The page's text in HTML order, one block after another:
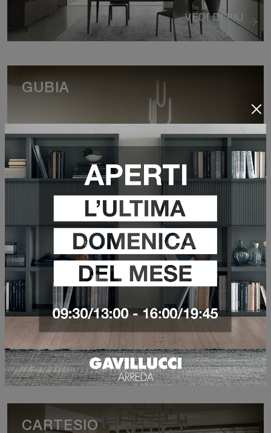
VEDI DI PIÙ
VEDI DI PIÙ
GUBIA
VEDI DI PIÙ
FYRA
CARTESIO